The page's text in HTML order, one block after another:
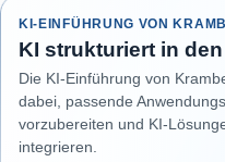
KI-EINFÜHRUNG VON
KI strukturiert in
Die KI-Einführung von
dabei, passende
vorzubereiten und KI-
integrieren.